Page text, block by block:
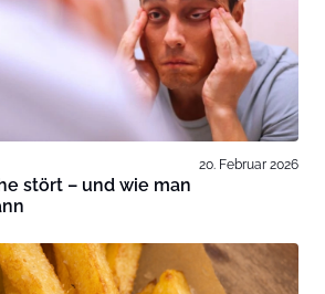
20. Februar 2026
stört – und wie man